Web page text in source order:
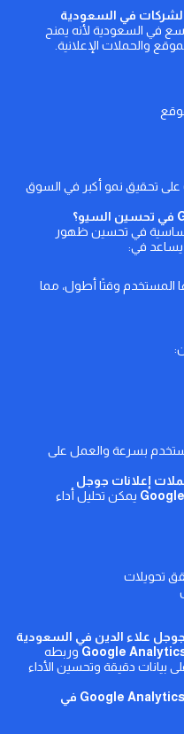
في السعودية
في السعودية لأنه يمنح
والحملات الإعلانية.
على تحقيق نمو أكبر في السوق
في تحسين السيو؟
في تحسين ظهور
يساعد في:
المستخدم وقتًا أطول، مما
بسرعة والعمل على
إعلانات جوجل
يمكن تحليل أداء
تحويلات
جوجل علاء الدين في السعودية
Google وربطه
بيانات دقيقة وتحسين الأداء
Google Analytics في